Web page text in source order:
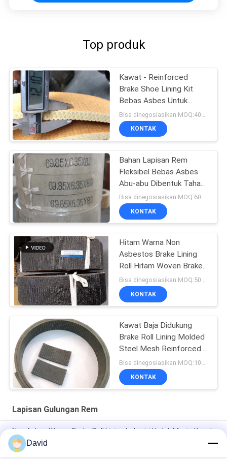
Top produk
Kawat - Reinforced
Brake Shoe Lining Kit
Bebas Asbes Untuk
Sumur Minyak Winch
KONTAK
Bahan Lapisan Rem
Fleksibel Bebas Asbes
Abu-abu Dibentuk Tahan
Panas
Bisa dinegosiasikan MOQ:600 kg
KONTAK
Hitam Warna Non
Asbestos Brake Lining
Roll Hitam Woven Brake
Roll Lining Dark Brake
Bisa dinegosiasikan MOQ:500 kg
KONTAK
Kawat Baja Didukung
Brake Roll Lining Molded
Steel Mesh Reinforced
Rubber Material
KONTAK
Lapisan Gulungan Rem
Non Asbes Woven Brake Roll Lining Industri Untuk Mesin Kapal
Bagian-bagian Traktor Otomatis Lining Roll Rem dengan
Kuningan Kuningan untuk Rem Drum Brake Shoe
David